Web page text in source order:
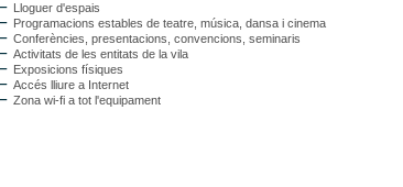
Lloguer d'espais
Programacions estables de teatre, música, dansa i cinema
Conferències, presentacions, convencions, seminaris
Activitats de les entitats de la vila
Exposicions físiques
Accés lliure a Internet
Zona wi-fi a tot l'equipament